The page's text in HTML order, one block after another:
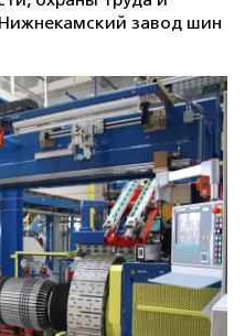
завод шин